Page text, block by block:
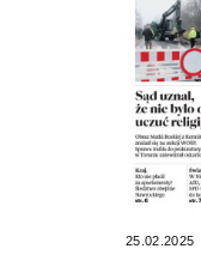
25.02.2025